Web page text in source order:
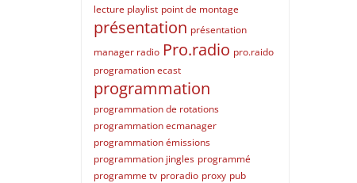
lecture playlist point de montage
présentation présentation
manager radio Pro.radio pro.raido
programation ecast
programmation
programmation de rotations
programmation ecmanager
programmation émissions
programmation jingles programmé
programme tv proradio proxy pub